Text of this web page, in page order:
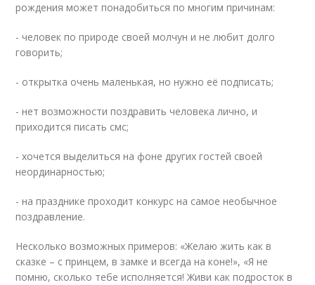
рождения может понадобиться по многим причинам:
- человек по природе своей молчун и не любит долго
говорить;
- открытка очень маленькая, но нужно её подписать;
- нет возможности поздравить человека лично, и
приходится писать смс;
- хочется выделиться на фоне других гостей своей
неординарностью;
- на празднике проходит конкурс на самое необычное
поздравление.
Несколько возможных примеров: «Желаю жить как в
сказке – с принцем, в замке и всегда на коне!», «Я не
помню, сколько тебе исполняется! Живи как подросток в